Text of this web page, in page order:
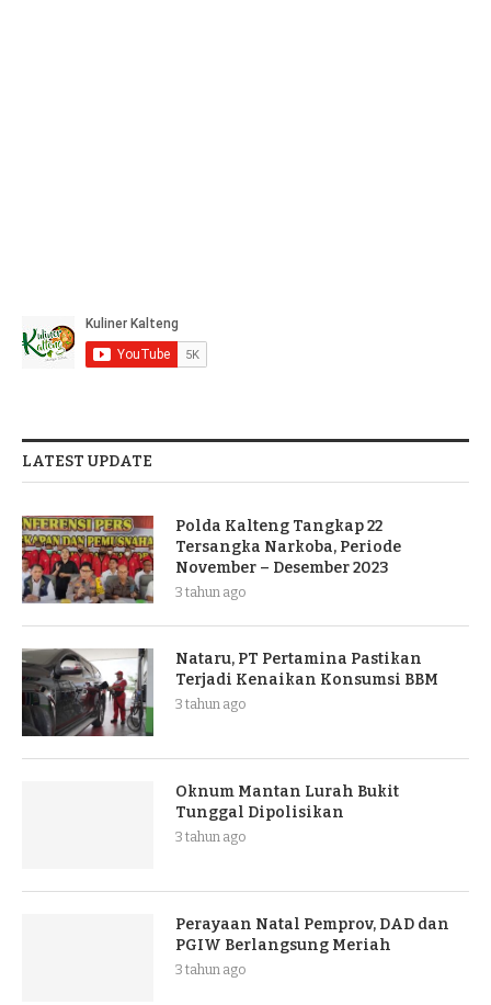
LATEST UPDATE
Polda Kalteng Tangkap 22
Tersangka Narkoba, Periode
November – Desember 2023
3 tahun ago
Nataru, PT Pertamina Pastikan
Terjadi Kenaikan Konsumsi BBM
3 tahun ago
Oknum Mantan Lurah Bukit
Tunggal Dipolisikan
3 tahun ago
Perayaan Natal Pemprov, DAD dan
PGIW Berlangsung Meriah
3 tahun ago